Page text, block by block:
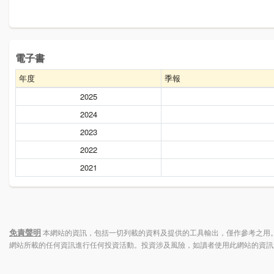
電子書
年度
季報
2025
2024
2023
2022
2021
免責聲明本網站的資訊，包括一切列載的資料及提供的工具輸出，僅作參考之
網站所載的任何資訊進行任何投資活動。投資涉及風險，如讀者使用此網站的資